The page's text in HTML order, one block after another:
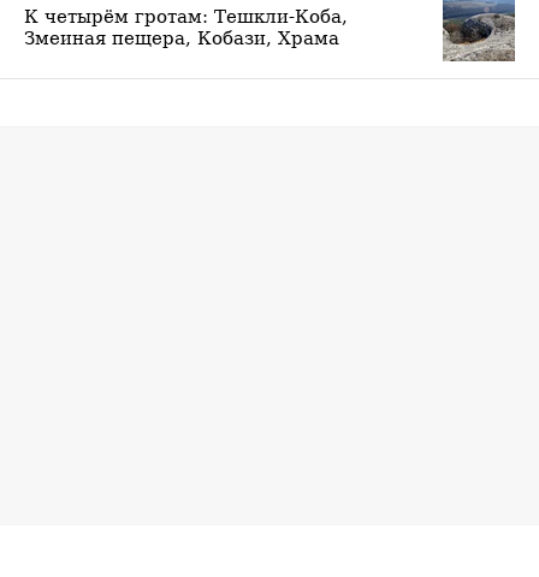
К четырём гротам: Тешкли-Коба,
Змеиная пещера, Кобази, Храма